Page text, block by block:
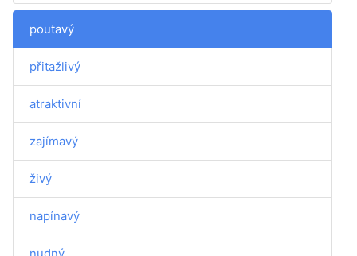
poutavý
přitažlivý
atraktivní
zajímavý
živý
napínavý